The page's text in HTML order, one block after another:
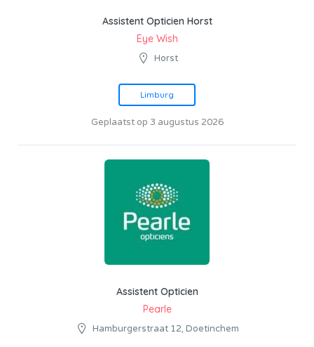
Assistent Opticien Horst
Eye Wish
Horst
Limburg
Geplaatst op 3 augustus 2026
Assistent Opticien
Pearle
Hamburgerstraat 12, Doetinchem